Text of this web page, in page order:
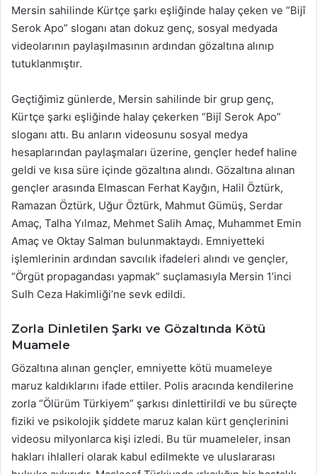
Mersin sahilinde Kürtçe şarkı eşliğinde halay çeken ve “Bijî
Serok Apo” sloganı atan dokuz genç, sosyal medyada
videolarının paylaşılmasının ardından gözaltına alınıp
tutuklanmıştır.
Geçtiğimiz günlerde, Mersin sahilinde bir grup genç,
Kürtçe şarkı eşliğinde halay çekerken “Bijî Serok Apo”
sloganı attı. Bu anların videosunu sosyal medya
hesaplarından paylaşmaları üzerine, gençler hedef haline
geldi ve kısa süre içinde gözaltına alındı. Gözaltına alınan
gençler arasında Elmascan Ferhat Kayğın, Halil Öztürk,
Ramazan Öztürk, Uğur Öztürk, Mahmut Gümüş, Serdar
Amaç, Talha Yılmaz, Mehmet Salih Amaç, Muhammet Emin
Amaç ve Oktay Salman bulunmaktaydı. Emniyetteki
işlemlerinin ardından savcılık ifadeleri alındı ve gençler,
“Örgüt propagandası yapmak” suçlamasıyla Mersin 1’inci
Sulh Ceza Hakimliği’ne sevk edildi.
Zorla Dinletilen Şarkı ve Gözaltında Kötü
Muamele
Gözaltına alınan gençler, emniyette kötü muameleye
maruz kaldıklarını ifade ettiler. Polis aracında kendilerine
zorla “Ölürüm Türkiyem” şarkısı dinlettirildi ve bu süreçte
fiziki ve psikolojik şiddete maruz kalan kürt gençlerinini
videosu milyonlarca kişi izledi. Bu tür muameleler, insan
hakları ihlalleri olarak kabul edilmekte ve uluslararası